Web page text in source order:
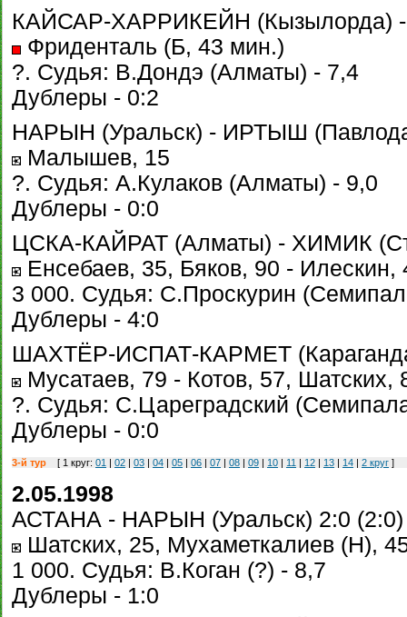
КАЙСАР-ХАРРИКЕЙН (Кызылорда) -
Фриденталь (Б, 43 мин.)
?. Судья: В.Дондэ (Алматы) - 7,4
Дублеры - 0:2
НАРЫН (Уральск) - ИРТЫШ
Малышев, 15
?. Судья: А.Кулаков (Алматы) - 9,0
Дублеры - 0:0
ЦСКА-КАЙРАТ (Алматы) - ХИМИК
Енсебаев, 35, Бяков, 90 - Илескин,
3 000. Судья: С.Проскурин
Дублеры - 4:0
ШАХТЁР-ИСПАТ-КАРМЕТ
Мусатаев, 79 - Котов, 57, Шатских,
?. Судья: С.Цареградский
Дублеры - 0:0
3-й тур [ 1 круг: 01 | 02 | 03 | 04 | 05 | 06 | 07 | 08 | 09 | 10 | 11 | 12 | 13 | 14 | 2 круг ]
2.05.1998
АСТАНА - НАРЫН (Уральск) 2:0 (2:0)
Шатских, 25, Мухаметкалиев (Н),
1 000. Судья: В.Коган (?) - 8,7
Дублеры - 1:0